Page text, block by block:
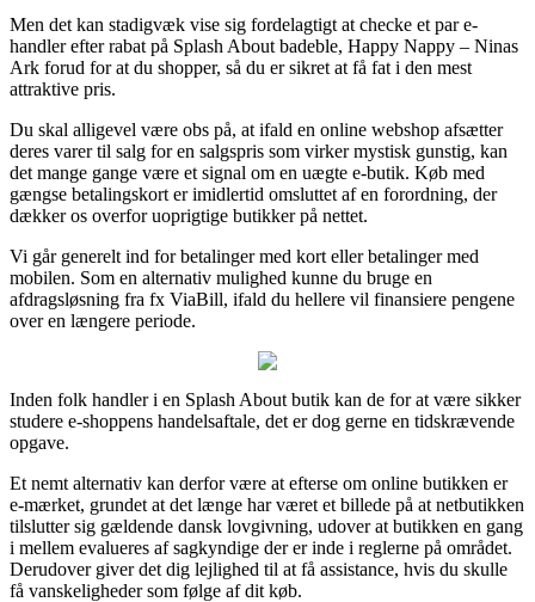
Men det kan stadigvæk vise sig fordelagtigt at checke et par e-
handler efter rabat på Splash About badeble, Happy Nappy – Ninas
Ark forud for at du shopper, så du er sikret at få fat i den mest
attraktive pris.
Du skal alligevel være obs på, at ifald en online webshop afsætter
deres varer til salg for en salgspris som virker mystisk gunstig, kan
det mange gange være et signal om en uægte e-butik. Køb med
gængse betalingskort er imidlertid omsluttet af en forordning, der
dækker os overfor uoprigtige butikker på nettet.
Vi går generelt ind for betalinger med kort eller betalinger med
mobilen. Som en alternativ mulighed kunne du bruge en
afdragsløsning fra fx ViaBill, ifald du hellere vil finansiere pengene
over en længere periode.
Inden folk handler i en Splash About butik kan de for at være sikker
studere e-shoppens handelsaftale, det er dog gerne en tidskrævende
opgave.
Et nemt alternativ kan derfor være at efterse om online butikken er
e-mærket, grundet at det længe har været et billede på at netbutikken
tilslutter sig gældende dansk lovgivning, udover at butikken en gang
i mellem evalueres af sagkyndige der er inde i reglerne på området.
Derudover giver det dig lejlighed til at få assistance, hvis du skulle
få vanskeligheder som følge af dit køb.